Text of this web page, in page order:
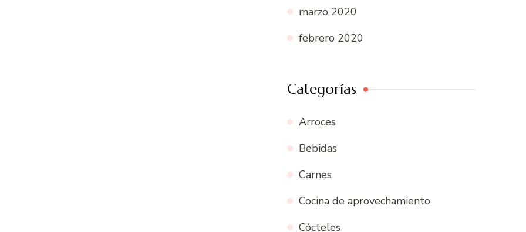
marzo 2020
febrero 2020
Categorías
Arroces
Bebidas
Carnes
Cocina de aprovechamiento
Cócteles